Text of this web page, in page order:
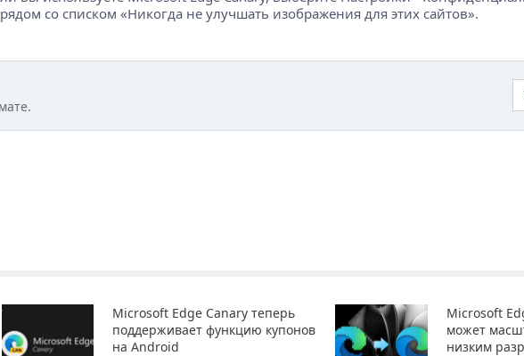
со списком «Никогда не улучшать изображения для этих сайтов».
Microsoft Edge Canary теперь
поддерживает функцию купонов
на Android
Microsoft
может
низким